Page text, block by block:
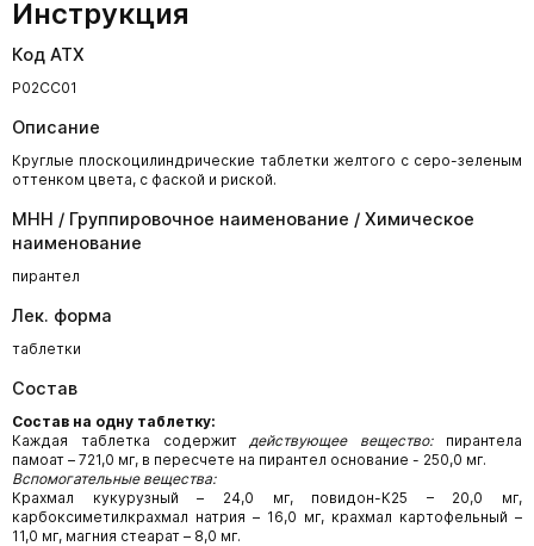
Инструкция
Код АТХ
P02CC01
Описание
Круглые плоскоцилиндрические таблетки желтого с серо-зеленым
оттенком цвета, с фаской и риской.
МНН / Группировочное наименование / Химическое
наименование
пирантел
Лек. форма
таблетки
Состав
Состав на одну таблетку:
Каждая таблетка содержитдействующее вещество:пирантела
памоат – 721,0 мг, в пересчете на пирантел основание - 250,0 мг.
Вспомогательные вещества:
Крахмал кукурузный – 24,0 мг, повидон-К25 – 20,0 мг,
карбоксиметилкрахмал натрия – 16,0 мг, крахмал картофельный –
11,0 мг, магния стеарат – 8,0 мг.